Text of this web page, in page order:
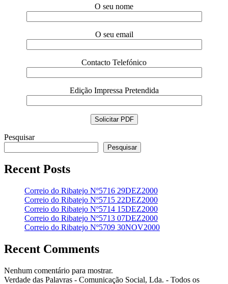
O seu nome
O seu email
Contacto Telefónico
Edição Impressa Pretendida
Pesquisar
Pesquisar
Recent Posts
Correio do Ribatejo Nº5716 29DEZ2000
Correio do Ribatejo Nº5715 22DEZ2000
Correio do Ribatejo Nº5714 15DEZ2000
Correio do Ribatejo Nº5713 07DEZ2000
Correio do Ribatejo Nº5709 30NOV2000
Recent Comments
Nenhum comentário para mostrar.
Verdade das Palavras - Comunicação Social, Lda. - Todos os